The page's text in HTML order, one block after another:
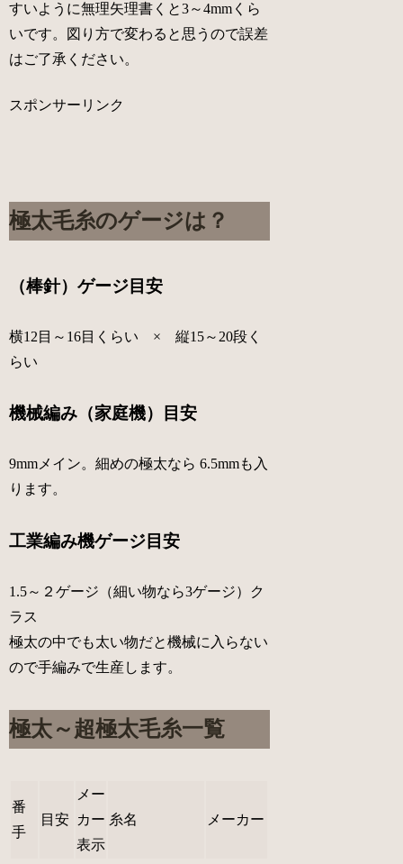
すいように無理矢理書くと3～4mmくら
いです。図り方で変わると思うので誤差
はご了承ください。
スポンサーリンク
極太毛糸のゲージは？
（棒針）ゲージ目安
横12目～16目くらい × 縦15～20段く
らい
機械編み（家庭機）目安
9mmメイン。細めの極太なら 6.5mmも入
ります。
工業編み機ゲージ目安
1.5～２ゲージ（細い物なら3ゲージ）ク
ラス
極太の中でも太い物だと機械に入らない
ので手編みで生産します。
極太～超極太毛糸一覧
番
手
目安
メー
カー
表示
糸名 メーカー